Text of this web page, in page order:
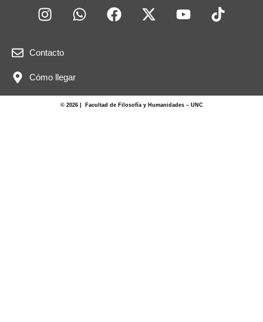
Contacto
Cómo llegar
© 2026 | Facultad de Filosofía y Humanidades – UNC